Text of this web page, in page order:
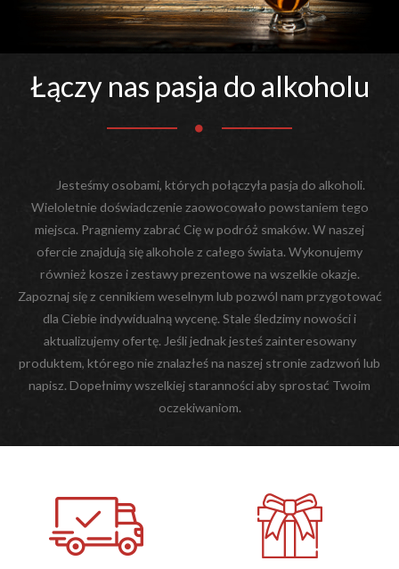
Łączy nas pasja do alkoholu
Jesteśmy osobami, których połączyła pasja do alkoholi.
Wieloletnie doświadczenie zaowocowało powstaniem tego
miejsca. Pragniemy zabrać Cię w podróż smaków. W naszej
ofercie znajdują się alkohole z całego świata. Wykonujemy
również kosze i zestawy prezentowe na wszelkie okazje.
Zapoznaj się z cennikiem weselnym lub pozwól nam przygotować
dla Ciebie indywidualną wycenę. Stale śledzimy nowości i
aktualizujemy ofertę. Jeśli jednak jesteś zainteresowany
produktem, którego nie znalazłeś na naszej stronie zadzwoń lub
napisz. Dopełnimy wszelkiej staranności aby sprostać Twoim
oczekiwaniom.